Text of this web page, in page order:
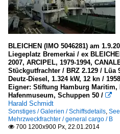
BLEICHEN (IMO 5046281) am
Liegeplatz Bremerkai / ex
2007, ARCIPEL, 1979-1994,
Stückgutfrachter / BRZ 2.129 / Lüa
Deutz-Diesel, 1.324 kW, 12 kn /
Eigner: Stiftung Hamburg
Hafenmuseum, Schuppen 50 / 
Harald Schmidt
Sonstiges / Galerien / Schiffsdetails,
Mehrzweckfrachter / general cargo / B
 700 1200x900 Px, 22.01.2014